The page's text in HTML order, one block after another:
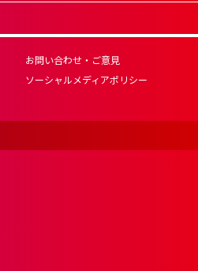
お問い合わせ・ご意見
ソーシャルメディアポリシー